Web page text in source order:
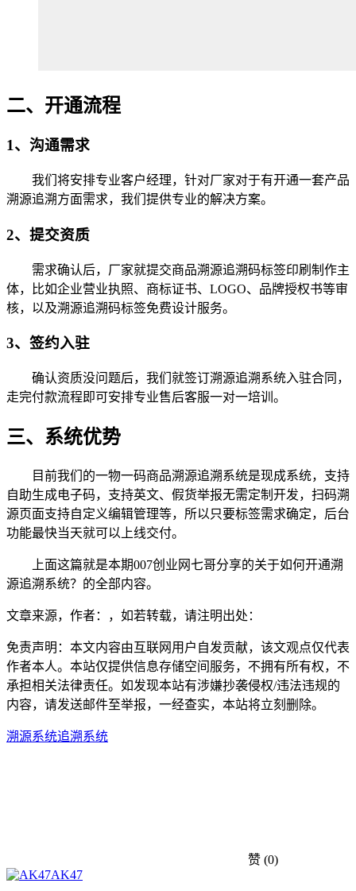
二、开通流程
1、沟通需求
我们将安排专业客户经理，针对厂家对于有开通一套产品
溯源追溯方面需求，我们提供专业的解决方案。
2、提交资质
需求确认后，厂家就提交商品溯源追溯码标签印刷制作主
体，比如企业营业执照、商标证书、LOGO、品牌授权书等审
核，以及溯源追溯码标签免费设计服务。
3、签约入驻
确认资质没问题后，我们就签订溯源追溯系统入驻合同，
走完付款流程即可安排专业售后客服一对一培训。
三、系统优势
目前我们的一物一码商品溯源追溯系统是现成系统，支持
自助生成电子码，支持英文、假货举报无需定制开发，扫码溯
源页面支持自定义编辑管理等，所以只要标签需求确定，后台
功能最快当天就可以上线交付。
上面这篇就是本期007创业网七哥分享的关于如何开通溯
源追溯系统？的全部内容。
文章来源，作者：，如若转载，请注明出处：
免责声明：本文内容由互联网用户自发贡献，该文观点仅代表
作者本人。本站仅提供信息存储空间服务，不拥有所有权，不
承担相关法律责任。如发现本站有涉嫌抄袭侵权/违法违规的
内容，请发送邮件至举报，一经查实，本站将立刻删除。
溯源系统追溯系统
赞 (0)
AK47